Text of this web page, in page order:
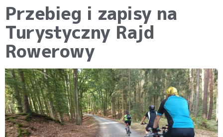
Przebieg i zapisy na
Turystyczny Rajd
Rowerowy